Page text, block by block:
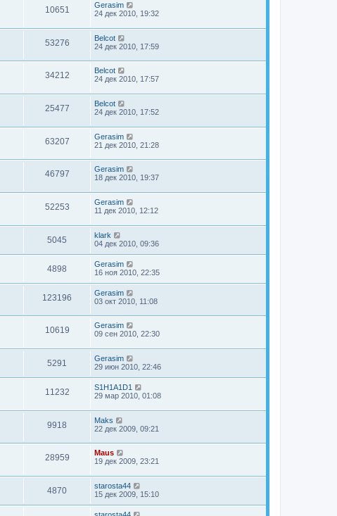
10651
Gerasim
24 дек 2010, 19:32
53276
Belcot
24 дек 2010, 17:59
34212
Belcot
24 дек 2010, 17:57
25477
Belcot
24 дек 2010, 17:52
63207
Gerasim
21 дек 2010, 21:28
46797
Gerasim
18 дек 2010, 19:37
52253
Gerasim
11 дек 2010, 12:12
5045
klark
04 дек 2010, 09:36
4898
Gerasim
16 ноя 2010, 22:35
123196
Gerasim
03 окт 2010, 11:08
10619
Gerasim
09 сен 2010, 22:30
5291
Gerasim
29 июн 2010, 22:46
11232
S1H1A1D1
29 мар 2010, 01:08
9918
Maks
22 дек 2009, 09:21
28959
Maus
19 дек 2009, 23:21
4870
starosta44
15 дек 2009, 15:10